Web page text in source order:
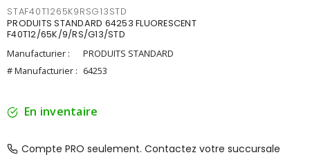
STAF40T1265K9RSG13STD
PRODUITS STANDARD 64253 FLUORESCENT
F40T12/65K/9/RS/G13/STD
Manufacturier :
PRODUITS STANDARD
# Manufacturier : 64253
En inventaire
Compte PRO seulement. Contactez votre succursale